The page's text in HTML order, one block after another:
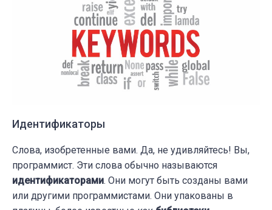
Идентификаторы
Слова, изобретенные вами. Да, не удивляйтесь! Вы,
программист. Эти слова обычно называются
идентификаторами. Они могут быть созданы вами
или другими программистами. Они упакованы в